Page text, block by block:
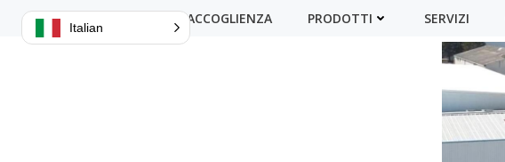
Salta
ACCOGLIENZA PRODOTTI SERVIZI
Italian